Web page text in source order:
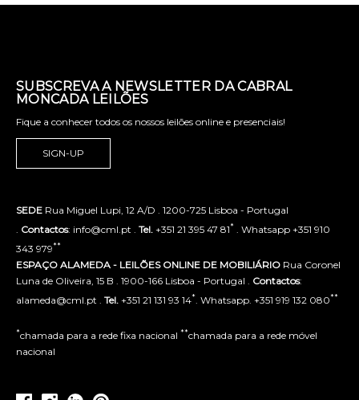
SUBSCREVA A NEWSLETTER DA CABRAL
MONCADA LEILÕES
Fique a conhecer todos os nossos leilões online e presenciais!
SIGN-UP
SEDE Rua Miguel Lupi, 12 A/D . 1200-725 Lisboa - Portugal
Contactos: info@cml.pt . Tel. +351 21 395 47 81* . Whatsapp +351 910
343 979**
ESPAÇO ALAMEDA - LEILÕES ONLINE DE MOBILIÁRIO Rua Coronel
Luna de Oliveira, 15 B . 1900-166 Lisboa - Portugal . Contactos:
alameda@cml.pt . Tel. +351 21 131 93 14* . Whatsapp. +351 919 132 080**
*chamada para a rede fixa nacional **chamada para a rede móvel
nacional